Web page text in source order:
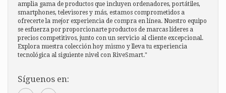
amplia gama de productos que incluyen ordenadores, portátiles,
smartphones, televisores y más, estamos comprometidos a
ofrecerte la mejor experiencia de compra en línea. Nuestro equipo
se esfuerza por proporcionarte productos de marcas líderes a
precios competitivos, junto con un servicio al cliente excepcional.
Explora nuestra colección hoy mismo y lleva tu experiencia
tecnológica al siguiente nivel con RiveSmart."
Síguenos en: